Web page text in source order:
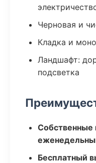
Черновая и
Кладка и
Ландшафт:
подсветка
Собственные
Бесплатный